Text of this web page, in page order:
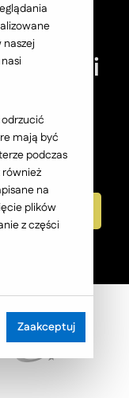
i
fundament
B2B.
mają być
podczas
również
na
plików
z części
Zaakceptuj